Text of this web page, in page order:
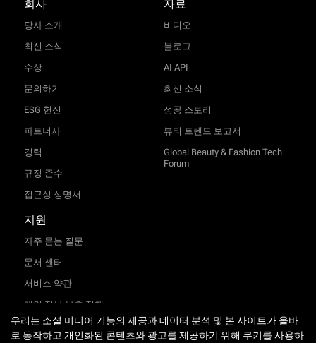
회사
당사 소개
최신 소식
수상
문의하기
ESG 헌신
파트너사
경력
규정 준수
접근성 성명서
자료
비디오
블로그
AI API
최신 소식
성공 스토리
뷰티 트렌드 보고서
Global Beauty & Fashion Tech
Forum
지원
자주 묻는 질문
문서 센터
서비스 약관
개인 정보 보호 정책
우리는 소셜 미디어 기능의 제공과 데이터 분석 및 본 사이트가 올바
로 동작하고 개인화된 콘텐츠와 광고를 제공하기 위해 쿠키를 사용하